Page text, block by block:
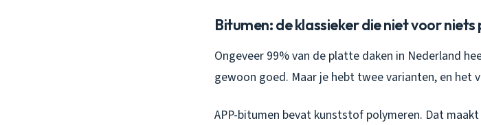
Bitumen: de klassieker die niet voor niets
Ongeveer 99% van de platte daken in Nederland
gewoon goed. Maar je hebt twee varianten, en het
APP-bitumen bevat kunststof polymeren. Dat